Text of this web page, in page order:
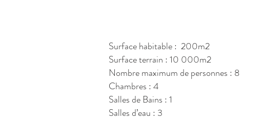
Surface habitable : 200m2
Surface terrain : 10 000m2
Nombre maximum de personnes : 8
Chambres : 4
Salles de Bains : 1
Salles d’eau : 3